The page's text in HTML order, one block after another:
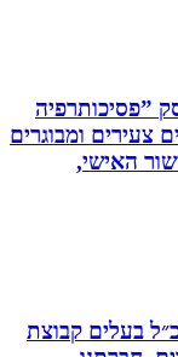
ומבוגרים
קבוצת